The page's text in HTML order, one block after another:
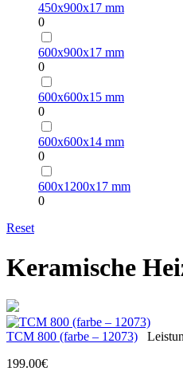
450х900х17 mm
0
600х900х17 mm
0
600х600х15 mm
0
600х600х14 mm
0
600х1200х17 mm
0
Reset
Keramische
ТСМ 800 (farbe – 12073)
199.00€